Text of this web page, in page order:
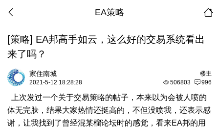
EA策略
[策略] EA邦高手如云，这么好的交易系统看出
来了吗？
楼主
家住南城
506803 996
2021-5-12 18:28:28
上次发过一个关于交易策略的帖子，本来以为会被人喷的
体无完肤，结果大家热情还挺高的，不但没喷我，还表示感
谢，让我找到了曾经混某榴论坛时的感觉，看来EA邦的用